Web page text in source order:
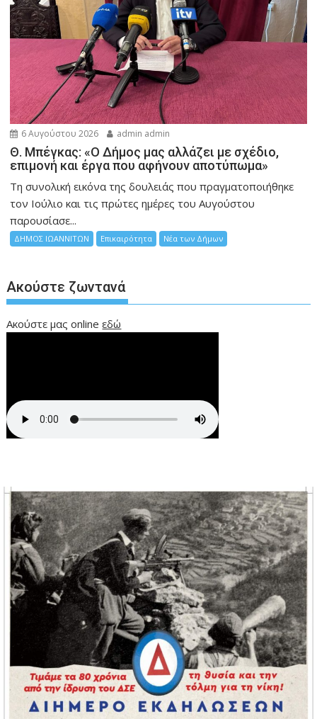
6 Αυγούστου 2026 admin admin
Θ. Μπέγκας: «Ο Δήμος μας αλλάζει με σχέδιο,
επιμονή και έργα που αφήνουν αποτύπωμα»
Τη συνολική εικόνα της δουλειάς που πραγματοποιήθηκε
τον Ιούλιο και τις πρώτες ημέρες του Αυγούστου
παρουσίασε...
ΔΗΜΟΣ ΙΩΑΝΝΙΤΩΝ Επικαιρότητα Νέα των Δήμων
Ακούστε ζωντανά
Ακούστε μας onlineεδώ